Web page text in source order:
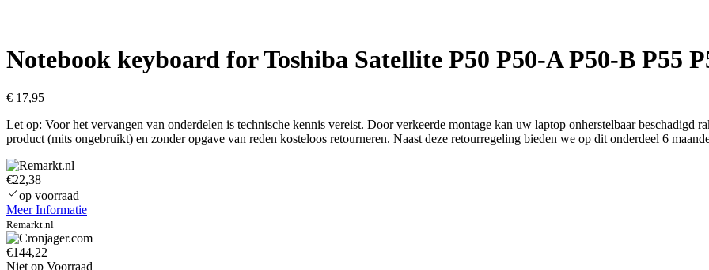
Notebook keyboard for Toshiba Satellite P50 P50-A P50-B P55
€ 17,95
Let op: Voor het vervangen van onderdelen is technische kennis vereist. Door verkeerde montage kan uw laptop onherstelbaar beschadigd
product (mits ongebruikt) en zonder opgave van reden kosteloos retourneren. Naast deze retourregeling bieden we op dit onderdeel 6
€22,38
op voorraad
Meer Informatie
Remarkt.nl
€144,22
Niet op Voorraad